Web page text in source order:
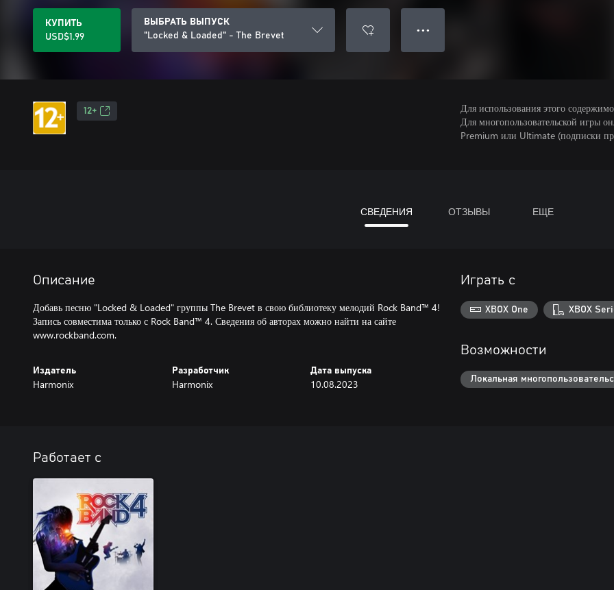
КУПИТЬ
USD$1.99
ВЫБРАТЬ ВЫПУСК
"Locked & Loaded" - The Brevet
● ● ●
12+
Для использования этого
Для многопользовательской игры
Premium или Ultimate (подписки
СВЕДЕНИЯ ОТЗЫВЫ ЕЩЕ
Описание
Добавь песню "Locked & Loaded" группы The Brevet в свою библиотеку мелодий Rock Band™ 4!
Запись совместима только с Rock Band™ 4. Сведения об авторах можно найти на сайте
www.rockband.com.
Издатель
Harmonix
Разработчик
Harmonix
Дата выпуска
10.08.2023
Играть с
XBOX One XBOX
Возможности
Локальная
Работает с